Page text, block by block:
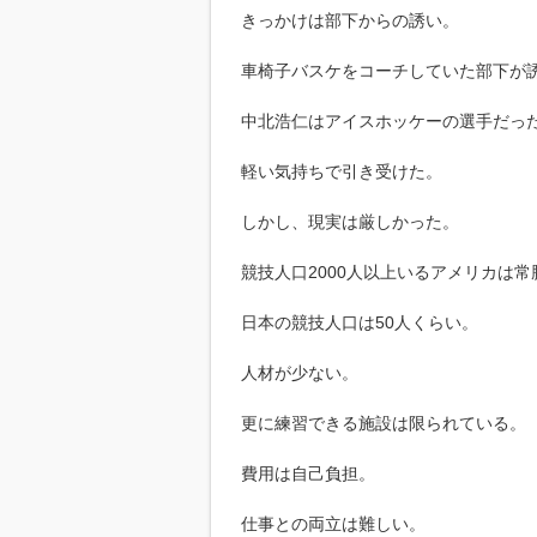
きっかけは部下からの誘い。
車椅子バスケをコーチしていた部下が
中北浩仁はアイスホッケーの選手だった
軽い気持ちで引き受けた。
しかし、現実は厳しかった。
競技人口2000人以上いるアメリカは常
日本の競技人口は50人くらい。
人材が少ない。
更に練習できる施設は限られている。
費用は自己負担。
仕事との両立は難しい。